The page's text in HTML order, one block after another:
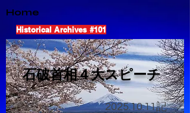
Home
Historical Archives #101
​石破首相４大スピーチ
2025.10.11記